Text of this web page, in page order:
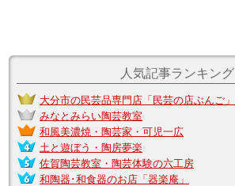
人気記事ランキング
大分市の民芸品専門店「民芸の店ぶんご」
みなとみらい陶芸教室
和風美濃焼・陶芸家・可児一広
土と遊ぼう・陶房夢楽
佐賀陶芸教室・陶芸体験の六工房
和陶器･和食器のお店「器楽庵」